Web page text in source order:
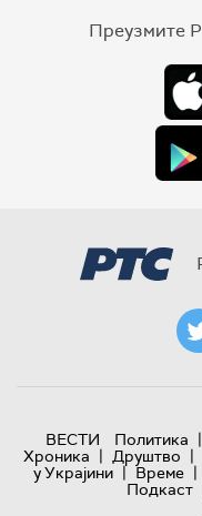
Преузмите
ВЕСТИ Политика |
Хроника | Друштво |
у Украјини | Време |
Подкаст